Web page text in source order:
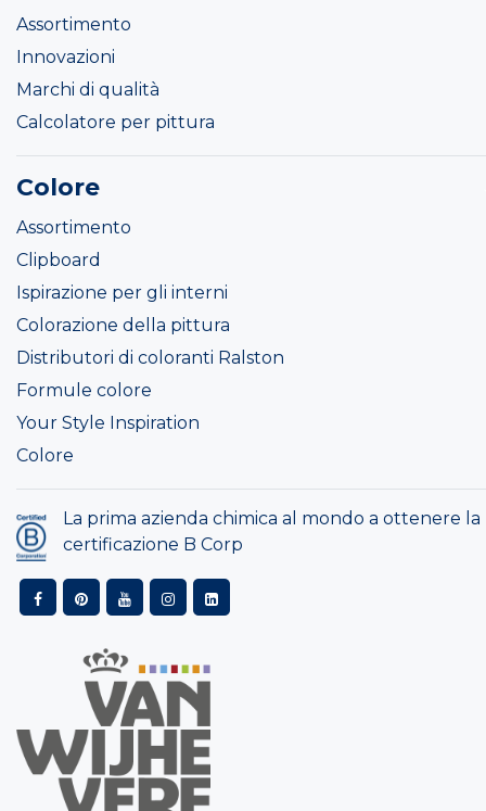
Assortimento
Innovazioni
Marchi di qualità
Calcolatore per pittura
Colore
Assortimento
Clipboard
Ispirazione per gli interni
Colorazione della pittura
Distributori di coloranti Ralston
Formule colore
Your Style Inspiration
Colore
La prima azienda chimica al mondo a ottenere la
certificazione B Corp